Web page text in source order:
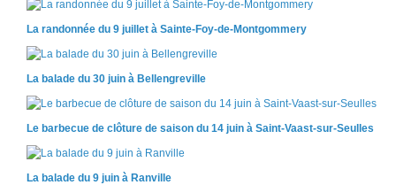
La randonnée du 9 juillet à Sainte-Foy-de-Montgommery
La balade du 30 juin à Bellengreville
Le barbecue de clôture de saison du 14 juin à Saint-Vaast-sur-Seulles
La balade du 9 juin à Ranville